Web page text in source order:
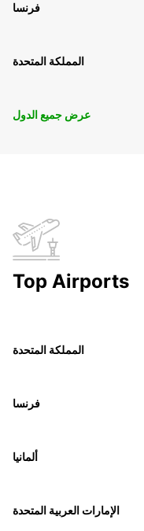
فرنسا
المملكة المتحدة
عرض جميع الدول
Top Airports
المملكة المتحدة
فرنسا
ألمانيا
الإمارات العربية المتحدة